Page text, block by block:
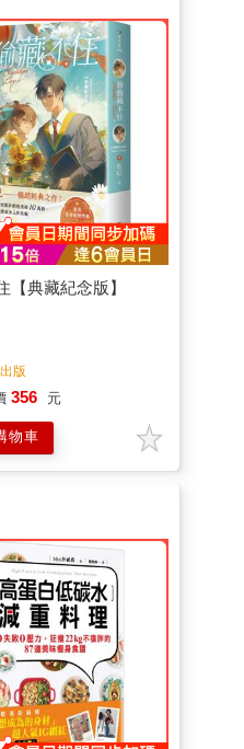
【典藏紀念版】
版
356 元
物車
水減重料理：0失敗0
22kg不復胖的87道美
版
379 元
物車